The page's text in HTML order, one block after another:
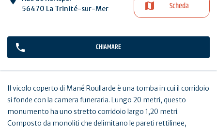
56470 La Trinité-sur-Mer
Scheda
CHIAMARE
Il vicolo coperto di Mané Roullarde è una tomba in cui il corridoio
si fonde con la camera funeraria. Lungo 20 metri, questo
monumento ha uno stretto corridoio largo 1,20 metri.
Composto da monoliti che delimitano le pareti rettilinee,